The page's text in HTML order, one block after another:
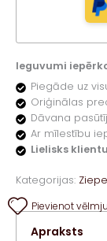
Ieguvumi
Piegāde uz
Oriģinālas
Dāvana
Ar mīlestību
Lielisks
Kategorijas:
Pievienot
Apraksts